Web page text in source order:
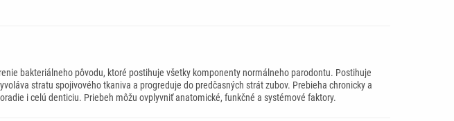
bakteriálneho pôvodu, ktoré postihuje všetky komponenty normálneho parodontu. Postihuje
stratu spojivového tkaniva a progreduje do predčasných strát zubov. Prebieha chronicky a
i celú denticiu. Priebeh môžu ovplyvniť anatomické, funkčné a systémové faktory.